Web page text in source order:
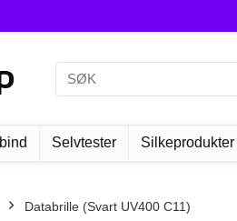
Selvtester Silkeprodukter
Databrille (Svart UV400 C11)